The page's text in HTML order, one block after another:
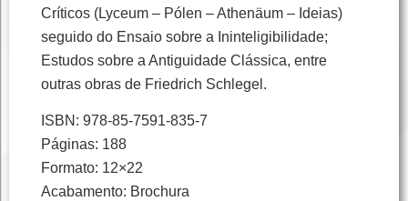
Críticos (Lyceum – Pólen – Athenäum – Ideias)
seguido do Ensaio sobre a Ininteligibilidade;
Estudos sobre a Antiguidade Clássica, entre
outras obras de Friedrich Schlegel.
ISBN: 978-85-7591-835-7
Páginas: 188
Formato: 12×22
Acabamento: Brochura